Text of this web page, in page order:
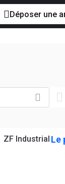
Déposer une
ZF Industrial Le